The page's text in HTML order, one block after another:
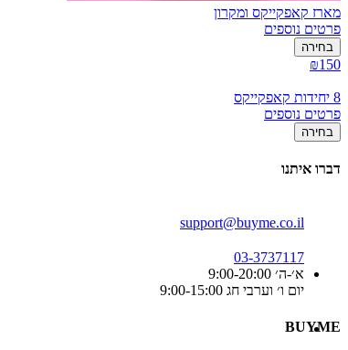
מארז קאפקייקס ומקרון
פרטים נוספים
בחירה
₪150
8 יחידות קאפקייקס
פרטים נוספים
בחירה
דברו איתנו
support@buyme.co.il
03-3737117
א׳-ה׳ 9:00-20:00
יום ו׳ וערבי חג 9:00-15:00
BUYME